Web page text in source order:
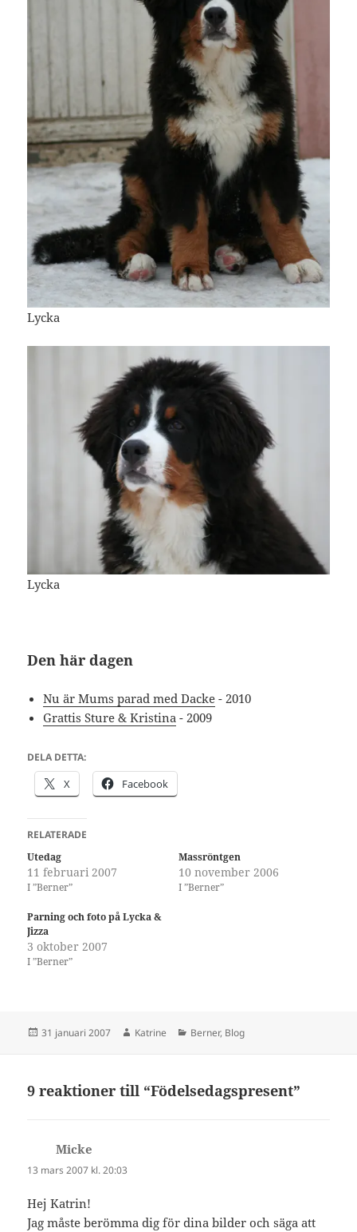
Lycka
Lycka
Den här dagen
Nu är Mums parad med Dacke - 2010
Grattis Sture & Kristina - 2009
DELA DETTA:
X Facebook
RELATERADE
Utedag
11 februari 2007
I ”Berner”
Massröntgen
10 november 2006
I ”Berner”
Parning och foto på Lycka &
Jizza
3 oktober 2007
I ”Berner”
Postat
31 januari 2007 Författare
Katrine Kategorier
Berner, Blog
9 reaktioner till “Födelsedagspresent”
Micke
13 mars 2007 kl. 20:03
Hej Katrin!
Jag måste berömma dig för dina bilder och säga att